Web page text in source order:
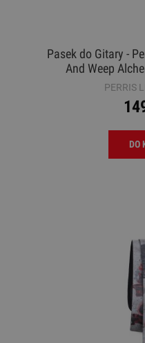
Pasek do Gitary -
And Weep
PERRIS
DO